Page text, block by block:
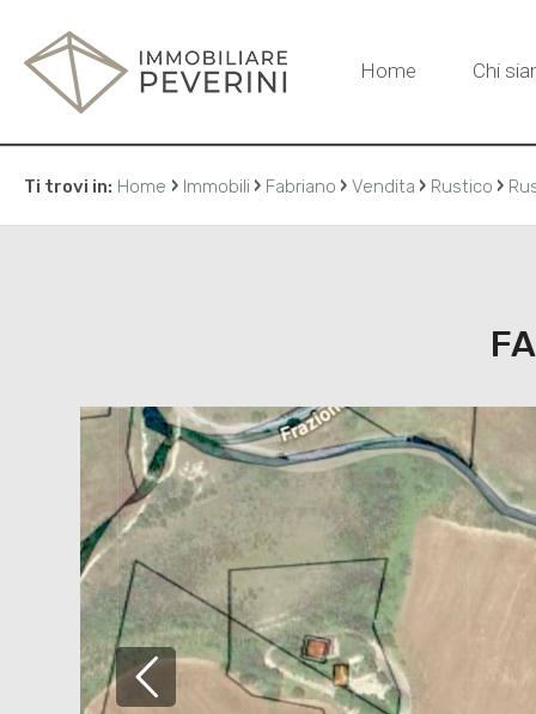
Home Chi
Ti trovi in: Home › Immobili › Fabriano › Vendita › Rustico ›